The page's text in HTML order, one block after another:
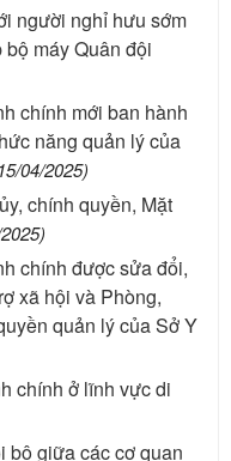
người nghỉ hưu sớm
máy Quân đội
chính mới ban hành
năng quản lý của
04/2025)
chính quyền, Mặt
chính được sửa đổi,
xã hội và Phòng,
quản lý của Sở Y
chính ở lĩnh vực di
bộ giữa các cơ quan